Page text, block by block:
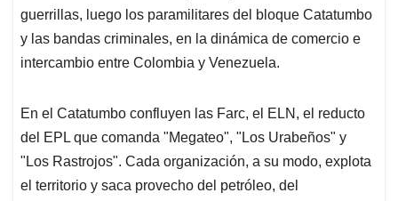
guerrillas, luego los paramilitares del bloque Catatumbo
y las bandas criminales, en la dinámica de comercio e
intercambio entre Colombia y Venezuela.
En el Catatumbo confluyen las Farc, el ELN, el reducto
del EPL que comanda "Megateo", "Los Urabeños" y
"Los Rastrojos". Cada organización, a su modo, explota
el territorio y saca provecho del petróleo, del